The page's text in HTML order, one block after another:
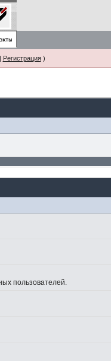
Регистрация)
пользователей.